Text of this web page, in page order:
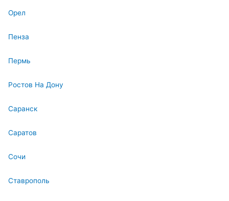
Орел
Пенза
Пермь
Ростов На Дону
Саранск
Саратов
Сочи
Ставрополь